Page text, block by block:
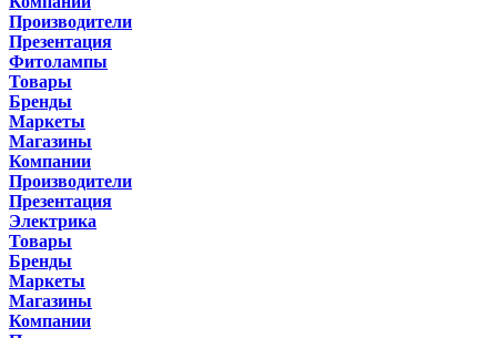
Производители
Презентация
Фитолампы
Товары
Бренды
Маркеты
Магазины
Компании
Производители
Презентация
Электрика
Товары
Бренды
Маркеты
Магазины
Компании